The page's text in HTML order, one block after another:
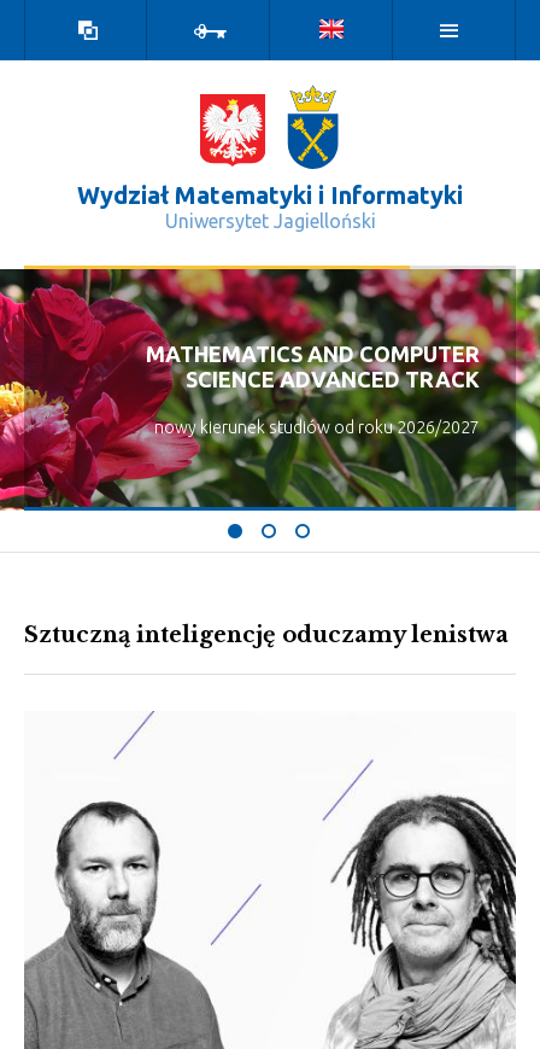
kontrastowa
Wydział Matematyki i Informatyki
Uniwersytet Jagielloński
Warto zobaczyć - Wydział
MATHEMATICS AND COMPUTER
SCIENCE ADVANCED TRACK
nowy kierunek studiów od roku 2026/2027
Sztuczną inteligencję oduczamy lenistwa